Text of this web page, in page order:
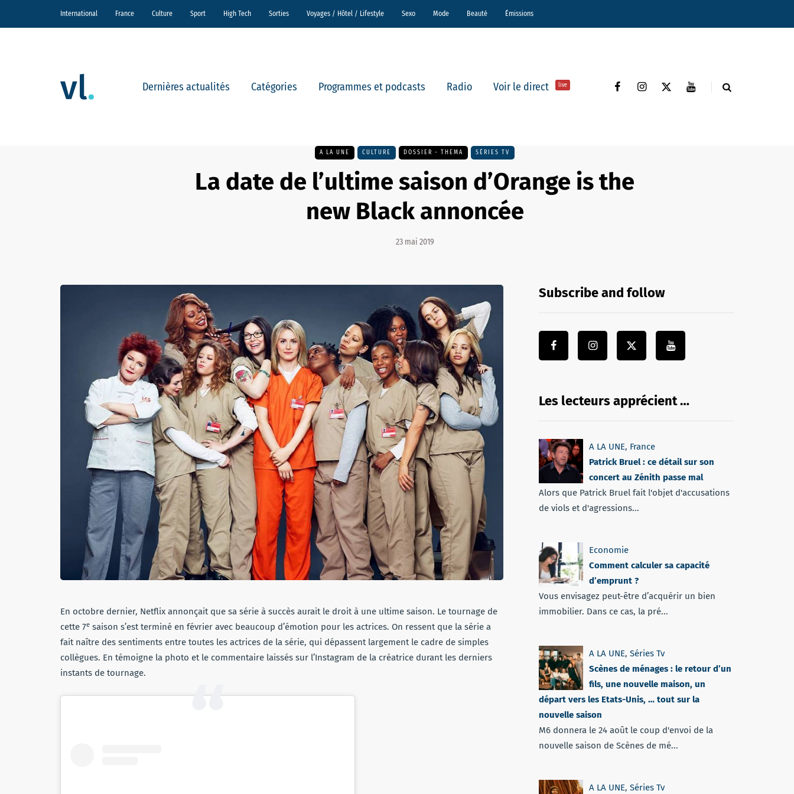
International France Culture Sport High Tech Sorties Voyages / Hôtel / Lifestyle Sexo Mode Beauté Émissions
Dernières actualités Catégories Programmes et podcasts Radio Voir le direct live
A LA UNE CULTURE DOSSIER - THEMA SÉRIES TV
La date de l’ultime saison d’Orange is the
new Black annoncée
23 mai 2019
En octobre dernier, Netflix annonçait que sa série à succès aurait le droit à une ultime saison. Le tournage de
cette 7e saison s’est terminé en février avec beaucoup d’émotion pour les actrices. On ressent que la série a
fait naître des sentiments entre toutes les actrices de la série, qui dépassent largement le cadre de simples
collègues. En témoigne la photo et le commentaire laissés sur l’Instagram de la créatrice durant les derniers
instants de tournage.
Subscribe and follow
Les lecteurs apprécient …
A LA UNE, France
Patrick Bruel : ce détail sur son
concert au Zénith passe mal
Alors que Patrick Bruel fait l'objet d'accusations
de viols et d'agressions...
Economie
Comment calculer sa capacité
d’emprunt ?
Vous envisagez peut-être d’acquérir un bien
immobilier. Dans ce cas, la pré...
A LA UNE, Séries Tv
Scènes de ménages : le retour d’un
fils, une nouvelle maison, un
départ vers les Etats-Unis, … tout sur la
nouvelle saison
M6 donnera le 24 août le coup d'envoi de la
nouvelle saison de Scènes de mé...
A LA UNE, Séries Tv